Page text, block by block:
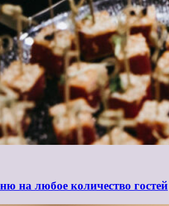
на любое количество гостей